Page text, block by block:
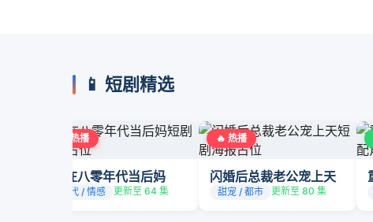
📱 短剧精选
🔥 热播
我在八零年代当后妈
年代 / 情感 更新至 64 集
🔥 热播
闪婚后总裁老公宠上天
甜宠 / 都市 更新至 80 集